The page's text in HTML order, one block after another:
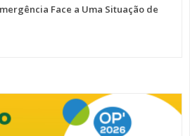
Face a Uma Situação de